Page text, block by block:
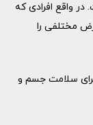
واقع افرادی که
مختلفی را
سلامت جسم و